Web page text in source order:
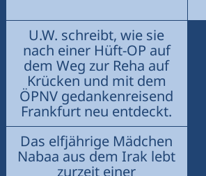
U.W. schreibt, wie sie
nach einer Hüft-OP auf
dem Weg zur Reha auf
Krücken und mit dem
ÖPNV gedankenreisend
Frankfurt neu entdeckt.
Das elfjährige Mädchen
Nabaa aus dem Irak lebt
zurzeit einer